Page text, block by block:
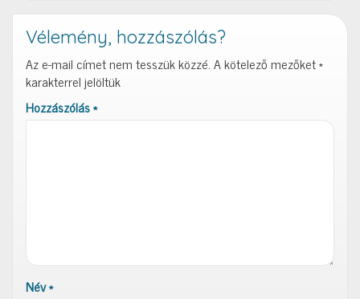
Vélemény, hozzászólás?
Az e-mail címet nem tesszük közzé.A kötelező mezőket*
karakterrel jelöltük
Hozzászólás*
Név*